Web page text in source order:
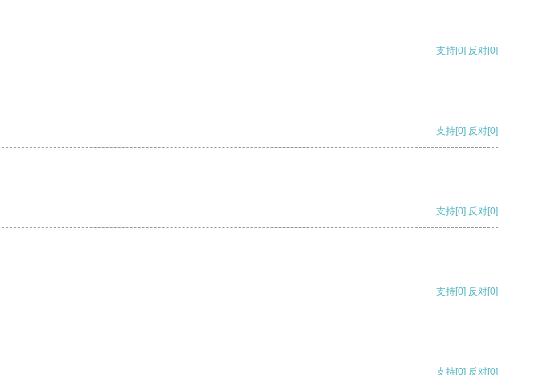
支持[0] 反对[0]
支持[0] 反对[0]
支持[0] 反对[0]
支持[0] 反对[0]
支持[0] 反对[0]